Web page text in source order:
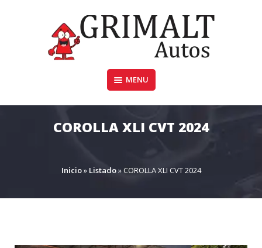
GRIMALTAUTOS.COM.AR
MENU
COROLLA XLI CVT 2024
Inicio» Listado»COROLLA XLI CVT 2024